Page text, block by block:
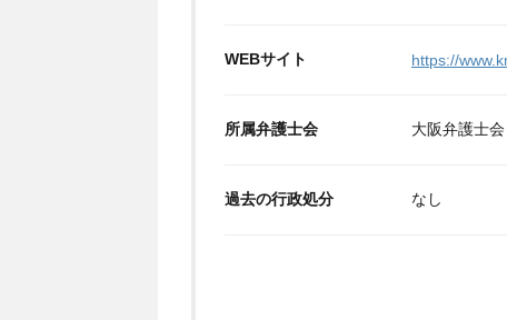
WEBサイト https://
所属弁護士会 大阪弁護士
過去の行政処分 なし